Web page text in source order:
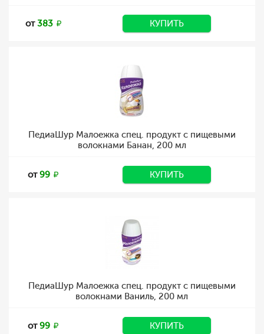
от383 КУПИТЬ
ПедиаШур Малоежка спец. продукт с пищевыми
волокнами Банан, 200 мл
от99 КУПИТЬ
ПедиаШур Малоежка спец. продукт с пищевыми
волокнами Ваниль, 200 мл
от99 КУПИТЬ